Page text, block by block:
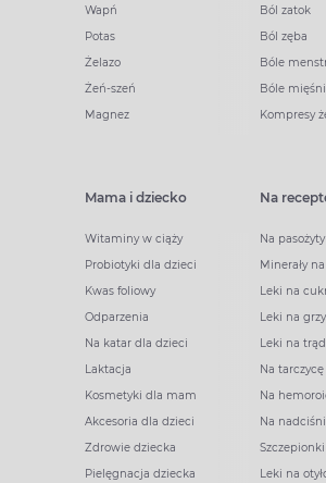
Wapń
Potas
Żelazo
Żeń-szeń
Magnez
Ból zatok
Ból zęba
Bóle
Bóle
Kompresy
Mama i dziecko
Witaminy w ciąży
Probiotyki dla dzieci
Kwas foliowy
Odparzenia
Na katar dla dzieci
Laktacja
Kosmetyki dla mam
Akcesoria dla dzieci
Zdrowie dziecka
Pielęgnacja dziecka
Na
Na pasożyty
Minerały
Leki na
Leki na
Leki na
Na tarczycę
Na
Na
Szczepionki
Leki na